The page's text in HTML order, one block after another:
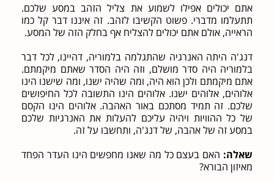
אתם יכולים אפילו לשמוע את צליל הזהב במסע שלכם.
תתעלמו מדברי. פשוט הקשיבו לזהב. זה איננו דבר קל כמו
הראייה, אולם אתם יכולים להצליח אף בחלק הזה של המסע.
דנג'ה היתה האנרגיה שהתגלמה בלמוריה, דהיינו, לכל דבר
בלמוריה היה סדר מושלם, וזה היה הסדר שאתם מיקמתם.
אתם מיקמתם ולכן הוא היה, ומה שהיה ישנו, ומה שישנו הינו
אלוהים, אלוהים ישנו. אלוהים הינו התשובה לכל החיפושים
שלכם. זה תמיד מסתכם באור האהבה. אלוהים הינו הקסם
של כל ההוויות ויהיה עליכם להעלות את האנרגיות שלכם
במסע זה של אהבה, של דנג'ה, ותחשבו על זה.
שאלה:האם בעצם כל מה שאנו מחפשים הינו העדר הפחד
מאיזון הבורא?